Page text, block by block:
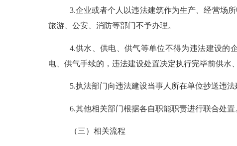
3.企业或者个人以违法建筑作为生产、经营场
旅游、公安、消防等部门不予办理。
4.供水、供电、供气等单位不得为违法建设的
电、供气手续的，违法建设处置决定执行完毕前供水
5.执法部门向违法建设当事人所在单位抄送违
6.其他相关部门根据各自职能职责进行联合处置
（三） 相关流程